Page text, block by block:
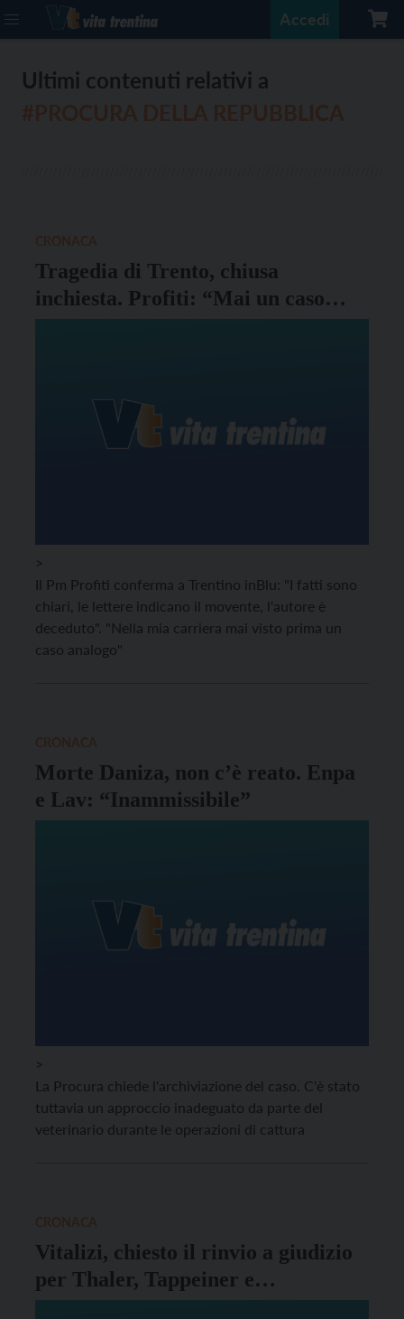
Accedi
Ultimi contenuti relativi a
Tragedia di Trento, chiusa
inchiesta. Profiti: “Mai un caso
simile”
>
Il Pm Profiti conferma a Trentino inBlu: "I fatti sono
chiari, le lettere indicano il movente, l'autore è
deceduto". "Nella mia carriera mai visto prima un
caso analogo"
Morte Daniza, non c’è reato. Enpa
e Lav: “Inammissibile”
>
La Procura chiede l'archiviazione del caso. C'è stato
tuttavia un approccio inadeguato da parte del
veterinario durante le operazioni di cattura
Vitalizi, chiesto il rinvio a giudizio
per Thaler, Tappeiner e
Schwienbacher